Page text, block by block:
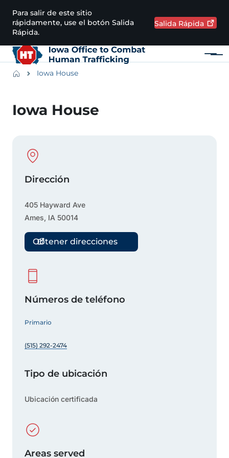
Pasar al contenido principal
Para salir de este sitio
rápidamente, use el botón Salida
Rápida.
Salida Rápida
Menú
Breadcrumbs
Iowa House
Iowa House
Physical Location
Dirección
405 Hayward Ave
Ames, IA 50014
Obtener direcciones
Números de teléfono
Primario
(515) 292-2474
Tipo de ubicación
Ubicación certificada
Areas served